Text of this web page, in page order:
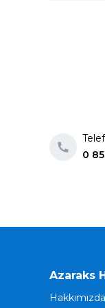
0
Azaraks
Hakkımızda